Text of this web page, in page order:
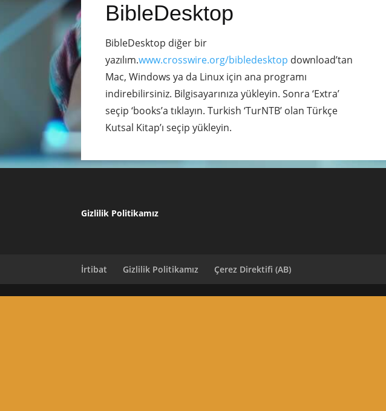
BibleDesktop
BibleDesktop diğer bir
yazılım.www.crosswire.org/bibledesktop download’tan
Mac, Windows ya da Linux için ana programı
indirebilirsiniz. Bilgisayarınıza yükleyin. Sonra ‘Extra’
seçip ‘books’a tıklayın. Turkish ‘TurNTB’ olan Türkçe
Kutsal Kitap’ı seçip yükleyin.
Gizlilik Politikamız
İrtibat Gizlilik Politikamız Çerez Direktifi (AB)